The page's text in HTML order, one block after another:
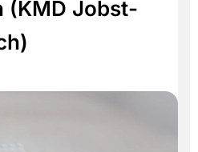
(KMD Jobst-